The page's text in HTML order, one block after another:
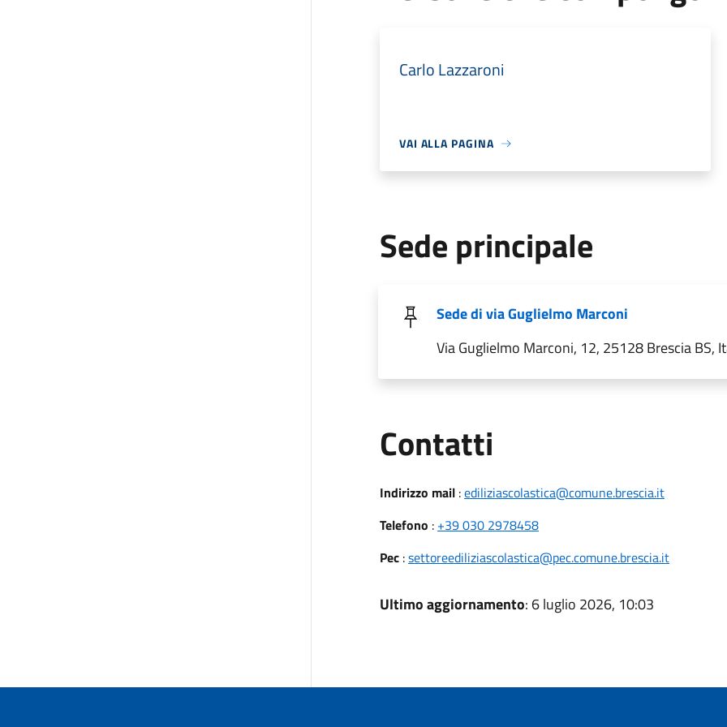
Carlo Lazzaroni
VAI ALLA PAGINA
Sede principale
Sede di via Guglielmo Marconi
Via Guglielmo Marconi, 12, 25128 Brescia BS,
Contatti
Indirizzo mail:ediliziascolastica@comune.brescia.it
Telefono : +39 030 2978458
Pec:settoreediliziascolastica@pec.comune.brescia.it
Ultimo aggiornamento: 6 luglio 2026, 10:03